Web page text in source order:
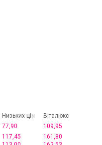
Низьких цін
Віталюкс
77,90
109,95
117,45
161,80